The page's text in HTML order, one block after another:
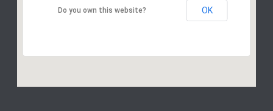
Do you own this website? OK